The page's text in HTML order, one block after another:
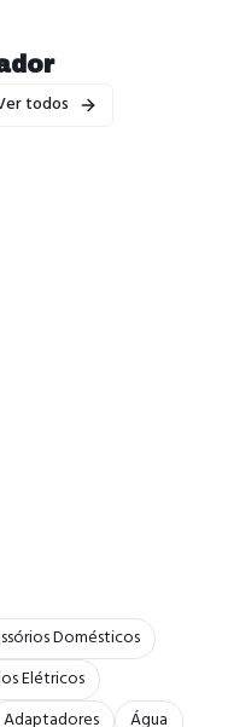
todos
Domésticos
Elétricos
Adaptadores
Água